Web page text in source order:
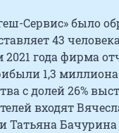
Сервис» было
43
года фирма
1,3
с долей 26%
входят
Татьяна Бачурина